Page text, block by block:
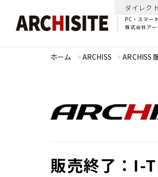
PC・スマー
株式会社ア
ダイレク
ホーム >ARCHISS >ARCHISS
販売終了：I-